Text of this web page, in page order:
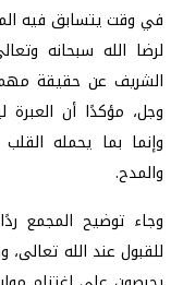
في وقت يتسابق فيه
لرضا الله سبحانه
الشريف عن حقيقة
وجل، مؤكدًا أن
وإنما بما يحمله
والمدح.
وجاء توضيح المجمع
للقبول عند الله